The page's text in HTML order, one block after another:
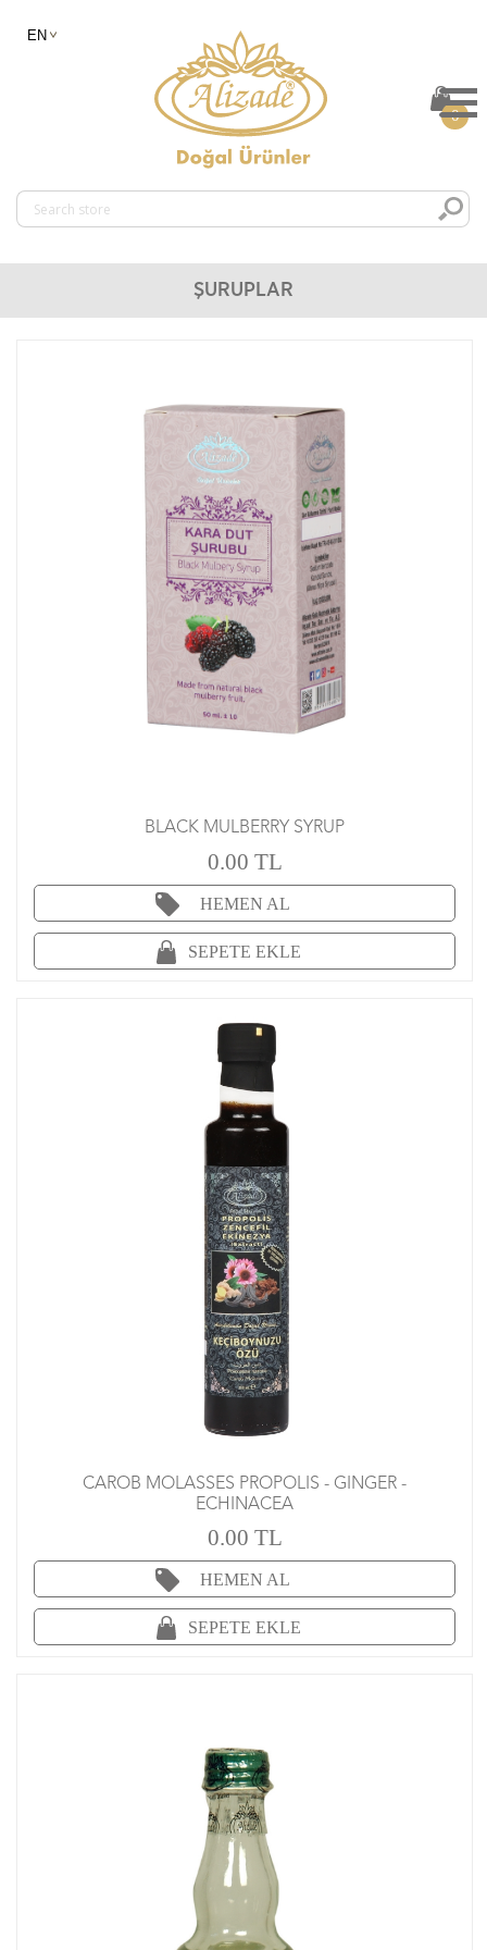
0
ŞURUPLAR
BLACK MULBERRY SYRUP
0.00 TL
HEMEN AL
SEPETE EKLE
CAROB MOLASSES PROPOLIS - GINGER -
ECHINACEA
0.00 TL
HEMEN AL
SEPETE EKLE